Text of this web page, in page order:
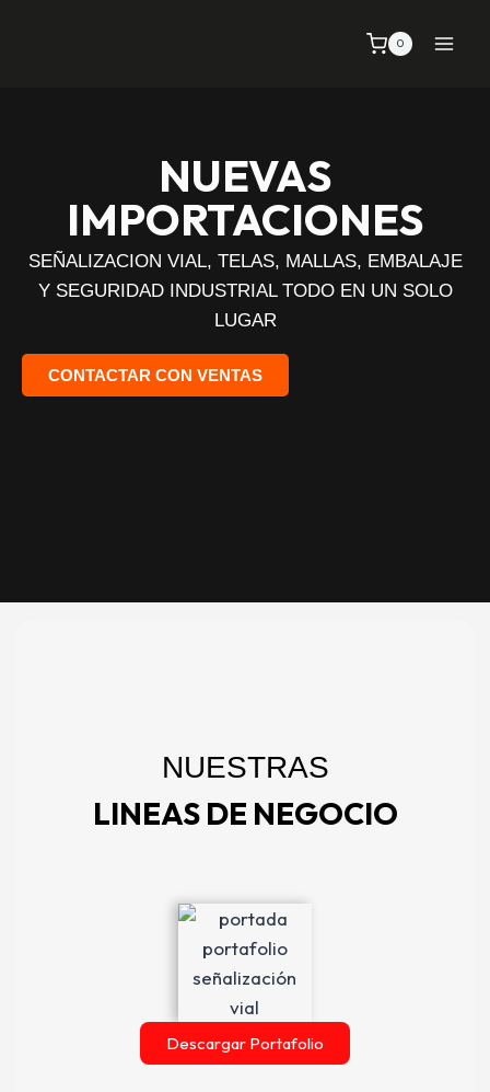
0
NUEVAS
IMPORTACIONES
SEÑALIZACION VIAL, TELAS, MALLAS, EMBALAJE
Y SEGURIDAD INDUSTRIAL TODO EN UN SOLO
LUGAR
CONTACTAR CON VENTAS
NUESTRAS
LINEAS DE NEGOCIO
Descargar Portafolio